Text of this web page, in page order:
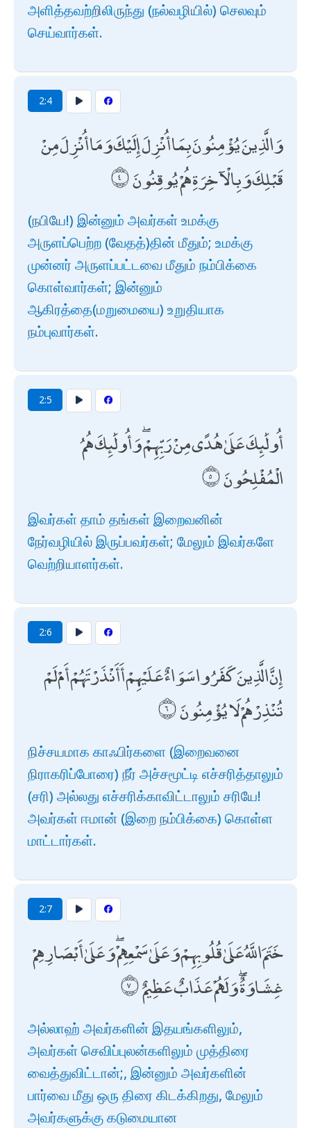
அளித்தவற்றிலிருந்து (நல்வழியில்) செலவும்
செய்வார்கள்.
2:4
وَالَّذِينَ يُؤْمِنُونَ بِمَا أُنْزِلَ إِلَيْكَ وَمَا أُنْزِلَ مِنْ
قَبْلِكَ وَبِالْآخِرَةِ هُمْ يُوقِنُونَ
(நபியே!) இன்னும் அவர்கள் உமக்கு
அருளப்பெற்ற (வேதத்)தின் மீதும்; உமக்கு
முன்னர் அருளப்பட்டவை மீதும் நம்பிக்கை
கொள்வார்கள்; இன்னும்
ஆகிரத்தை(மறுமையை) உறுதியாக
நம்புவார்கள்.
2:5
أُولَٰئِكَ عَلَىٰ هُدًى مِنْ رَبِّهِمْ ۖ وَأُولَٰئِكَ هُمُ
الْمُفْلِحُونَ
இவர்கள் தாம் தங்கள் இறைவனின்
நேர்வழியில் இருப்பவர்கள்; மேலும் இவர்களே
வெற்றியாளர்கள்.
2:6
إِنَّ الَّذِينَ كَفَرُوا سَوَاءٌ عَلَيْهِمْ أَأَنْذَرْتَهُمْ أَمْ لَمْ
تُنْذِرْهُمْ لَا يُؤْمِنُونَ
நிச்சயமாக காஃபிர்களை (இறைவனை
நிராகரிப்போரை) நீர் அச்சமூட்டி எச்சரித்தாலும்
(சரி) அல்லது எச்சரிக்காவிட்டாலும் சரியே!
அவர்கள் ஈமான் (இறை நம்பிக்கை) கொள்ள
மாட்டார்கள்.
2:7
خَتَمَ اللَّهُ عَلَىٰ قُلُوبِهِمْ وَعَلَىٰ سَمْعِهِمْ ۖ وَعَلَىٰ أَبْصَارِهِمْ
غِشَاوَةٌ ۖ وَلَهُمْ عَذَابٌ عَظِيمٌ
அல்லாஹ் அவர்களின் இதயங்களிலும்,
அவர்கள் செவிப்புலன்களிலும் முத்திரை
வைத்துவிட்டான்;, இன்னும் அவர்களின்
பார்வை மீது ஒரு திரை கிடக்கிறது, மேலும்
அவர்களுக்கு கடுமையான